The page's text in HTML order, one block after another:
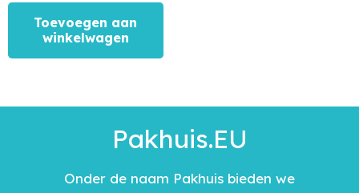
Toevoegen aan
winkelwagen
Pakhuis.EU
Onder de naam Pakhuis bieden we